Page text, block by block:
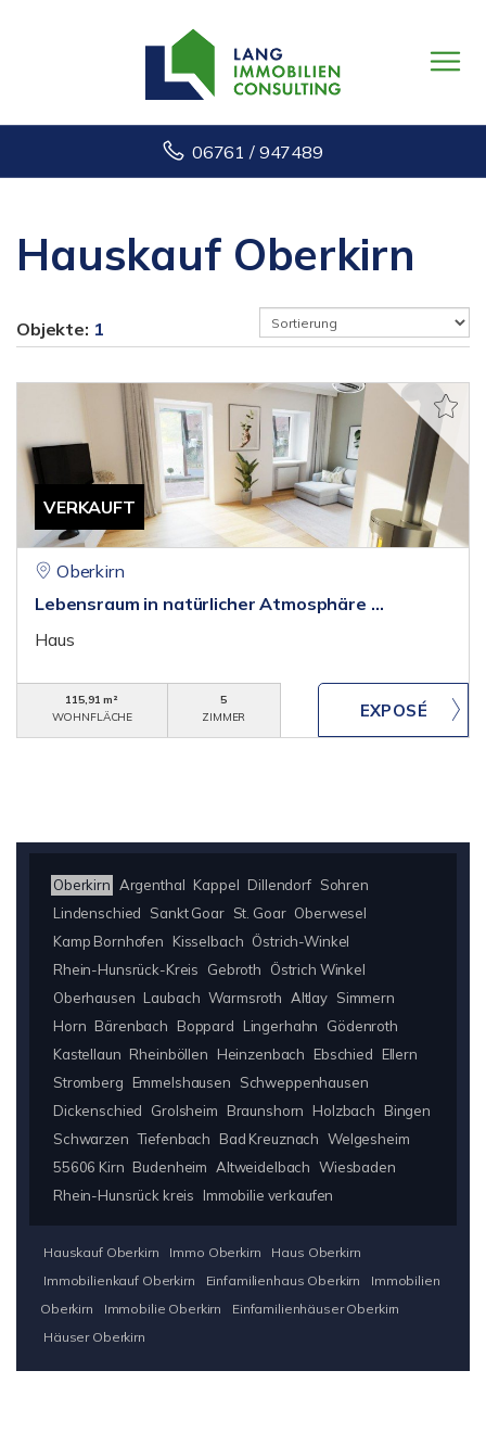
06761 / 947489
Hauskauf Oberkirn
Objekte: 1
VERKAUFT
Oberkirn
Lebensraum in natürlicher Atmosphäre …
Haus
115,91 m²
WOHNFLÄCHE
5
ZIMMER
Oberkirn Argenthal Kappel Dillendorf Sohren
Lindenschied
Sankt Goar St. Goar Oberwesel
Kamp Bornhofen
Kisselbach Östrich-Winkel
Rhein-Hunsrück-Kreis
Gebroth
Östrich Winkel
Oberhausen Laubach Warmsroth Altlay Simmern
Horn Bärenbach Boppard Lingerhahn
Gödenroth
Kastellaun Rheinböllen Heinzenbach Ebschied
Ellern
Stromberg
Emmelshausen
Schweppenhausen
Dickenschied
Grolsheim Braunshorn Holzbach
Bingen
Schwarzen Tiefenbach Bad Kreuznach Welgesheim
55606 Kirn Budenheim Altweidelbach Wiesbaden
Rhein-Hunsrück kreis
Immobilie verkaufen
Hauskauf Oberkirn Immo Oberkirn
Haus Oberkirn
Immobilienkauf Oberkirn
Einfamilienhaus Oberkirn
Immobilien
Oberkirn
Immobilie Oberkirn
Einfamilienhäuser Oberkirn
Häuser Oberkirn